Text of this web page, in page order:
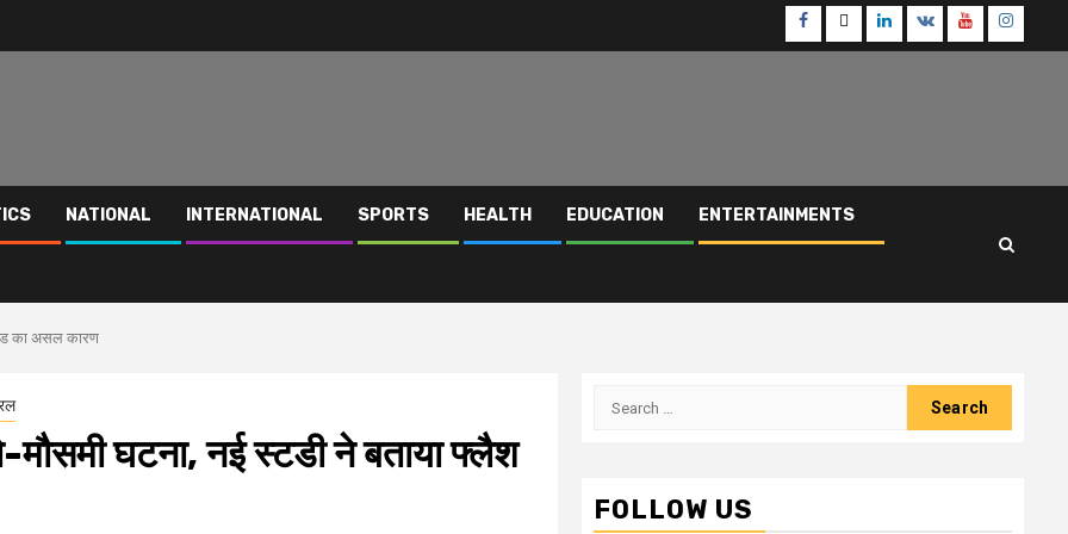
Facebook
TwitterLinkedin
VK Youtube
NATIONAL INTERNATIONAL SPORTS HEALTH EDUCATION ENTERTAINMENTS
का असल कारण
मौसमी घटना, नई स्टडी ने बताया फ्लैश
Search
FOLLOW US